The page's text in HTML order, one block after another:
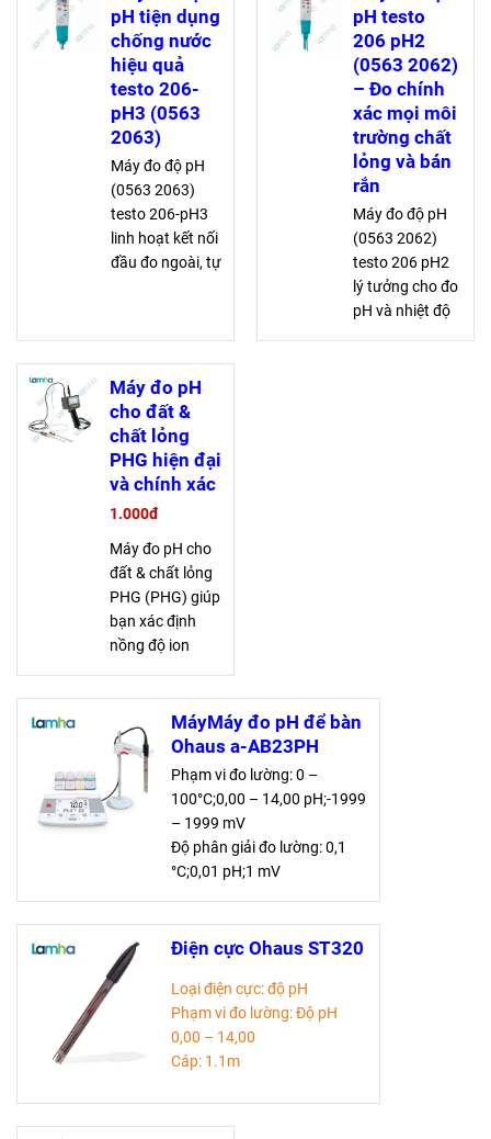
pH tiện dụng
chống nước
hiệu quả
testo 206-
pH3 (0563
2063)
Máy đo độ pH
(0563 2063)
testo 206-pH3
linh hoạt kết nối
đầu đo ngoài, tự
nước IP68, thích
hợp môi trường
công nghiệp
khắc nghiệt
pH testo
206 pH2
(0563 2062)
– Đo chính
xác mọi môi
trường chất
lỏng và bán
rắn
Máy đo độ pH
(0563 2062)
testo 206 pH2
lý tưởng cho đo
pH và nhiệt độ
Máy đo pH
cho đất &
chất lỏng
PHG hiện đại
và chính xác
1.000đ
Máy đo pH cho
đất & chất lỏng
PHG (PHG) giúp
bạn xác định
nồng độ ion
dàng, đo được
cả nhiệt độ.
Màn hình LCD
lớn, dễ đọc.
Thiết bị nhẹ, vận
hành thuận tiện
bằng một tay.
MáyMáy đo pH để bàn
Ohaus a-AB23PH
Phạm vi đo lường: 0 –
100°C;0,00 – 14,00 pH;-1999
– 1999 mV
Độ phân giải đo lường: 0,1
°C;0,01 pH;1 mV
±0,01 pH
Điện cực Ohaus ST320
Loại điện cực: độ pH
Phạm vi đo lường: Độ pH
0,00 – 14,00
Cáp: 1.1m
Thông số kỹ thuật